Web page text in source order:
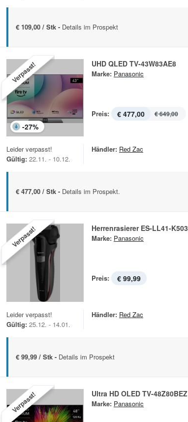
€ 109,00 / Stk - Details im Prospekt
Verpasst!
-27%
UHD QLED TV-43W83AE8
Marke: Panasonic
Preis: € 477,00 € 649,00
Leider verpasst!
Gültig: 22.11. - 10.12.
Händler: Red Zac
€ 477,00 / Stk - Details im Prospekt.
Verpasst! Herrenrasierer ES-LL41-K503
Marke: Panasonic
Preis: € 99,99
Leider verpasst!
Gültig: 25.12. - 14.01.
Händler: Red Zac
€ 99,99 / Stk - Details im Prospekt
Verpasst! Ultra HD OLED TV-48Z80BEZ
Marke: Panasonic